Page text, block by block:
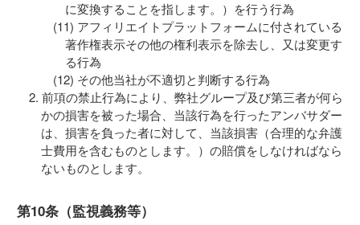
に変換することを指します。）を行う行為
アフィリエイトプラットフォームに付されている
著作権表示その他の権利表示を除去し、又は変更す
る行為
その他当社が不適切と判断する行為
前項の禁止行為により、弊社グループ及び第三者が何ら
かの損害を被った場合、当該行為を行ったアンバサダー
は、損害を負った者に対して、当該損害（合理的な弁護
士費用を含むものとします。）の賠償をしなければなら
ないものとします。
第10条（監視義務等）